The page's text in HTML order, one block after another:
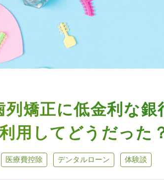
列矯正に低金利な銀
用してどうだった
医療費控除 デンタルローン 体験談